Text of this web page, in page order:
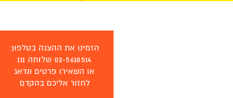
הזמינו את ההצגה בטלפון:
02-5618514 שלוחה 111
או השאירו פרטים ונדאג
לחזור אליכם בהקדם